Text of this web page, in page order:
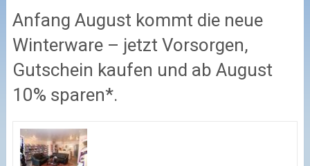
Anfang August kommt die neue
Winterware – jetzt Vorsorgen,
Gutschein kaufen und ab August
10% sparen*.